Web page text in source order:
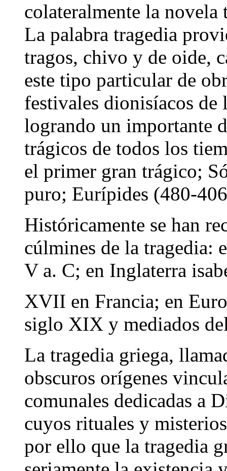
colateralmente la novela
La palabra tragedia
tragos, chivo y de oide,
este tipo particular de
festivales dionisíacos
logrando un importante
trágicos de todos los
el primer gran trágico;
puro; Eurípides (480-
Históricamente se han
cúlmines de la tragedia:
V a. C; en Inglaterra
XVII en Francia; en
siglo XIX y mediados
La tragedia griega,
obscuros orígenes
comunales dedicadas a
cuyos rituales y
por ello que la tragedia